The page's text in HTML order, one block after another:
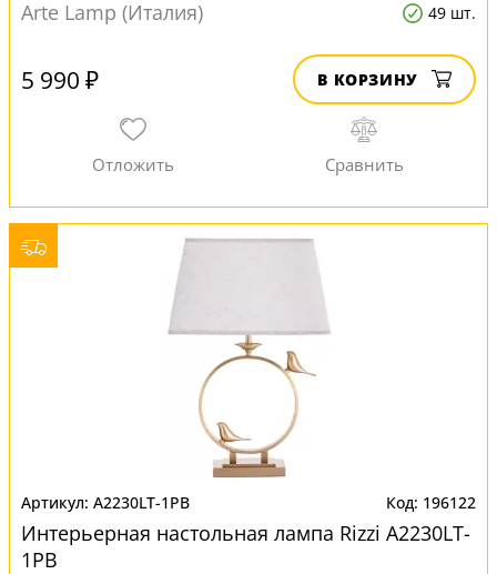
Arte Lamp (Италия)
49 шт.
5 990 ₽ В КОРЗИНУ
A2230LT-1PB 196122
Интерьерная настольная лампа Rizzi A2230LT-
1PB